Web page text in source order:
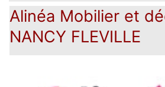
Alinéa Mobilier et
NANCY FLEVILLE